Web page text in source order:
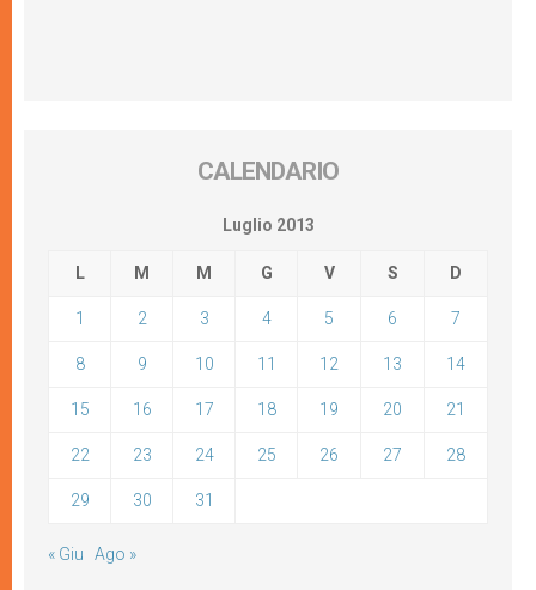
CALENDARIO
Luglio 2013
L M M G V S D
1 2 3 4 5 6 7
8 9 10 11 12 13 14
15 16 17 18 19 20 21
22 23 24 25 26 27 28
29 30 31
« Giu Ago »